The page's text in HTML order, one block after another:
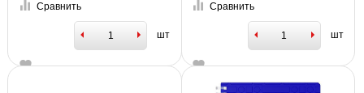
Сравнить
шт
Сравнить
шт